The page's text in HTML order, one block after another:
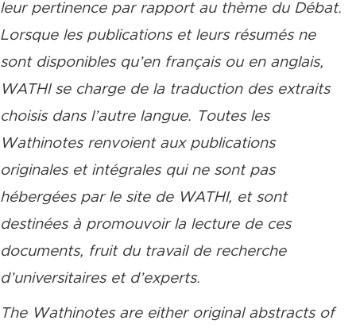
leur pertinence par rapport au thème du Débat.
Lorsque les publications et leurs résumés ne
sont disponibles qu’en français ou en anglais,
WATHI se charge de la traduction des extraits
choisis dans l’autre langue. Toutes les
Wathinotes renvoient aux publications
originales et intégrales qui ne sont pas
hébergées par le site de WATHI, et sont
destinées à promouvoir la lecture de ces
documents, fruit du travail de recherche
d’universitaires et d’experts.
The Wathinotes are either original abstracts of